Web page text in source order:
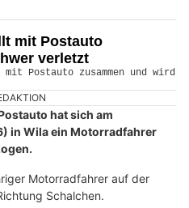
mit Postauto
verletzt
hat sich am
in Wila ein Motorradfahrer
Motorradfahrer auf der
Schalchen.